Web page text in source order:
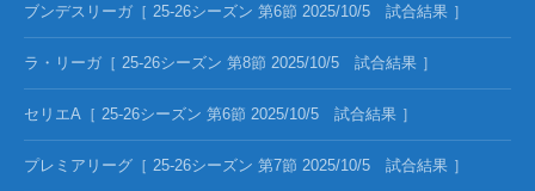
ブンデスリーガ［ 25-26シーズン 第6節 2025/10/5 試合結果 ］
ラ・リーガ［ 25-26シーズン 第8節 2025/10/5 試合結果 ］
セリエA［ 25-26シーズン 第6節 2025/10/5 試合結果 ］
プレミアリーグ［ 25-26シーズン 第7節 2025/10/5 試合結果 ］